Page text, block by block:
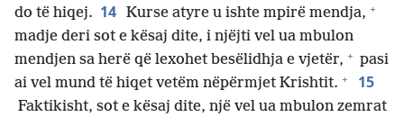
do të hiqej. 14 Kurse atyre u ishte mpirë mendja, +
madje deri sot e kësaj dite, i njëjti vel ua mbulon
mendjen sa herë që lexohet besëlidhja e vjetër, + pasi
ai vel mund të hiqet vetëm nëpërmjet Krishtit. + 15
Faktikisht, sot e kësaj dite, një vel ua mbulon zemrat